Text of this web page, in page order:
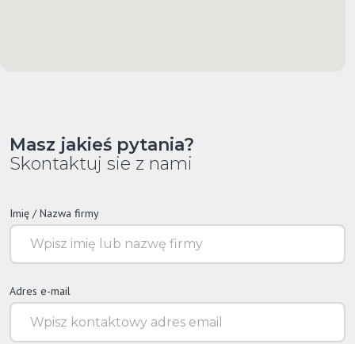
Masz jakieś pytania?
Skontaktuj sie z nami
Imię / Nazwa firmy
Adres e-mail